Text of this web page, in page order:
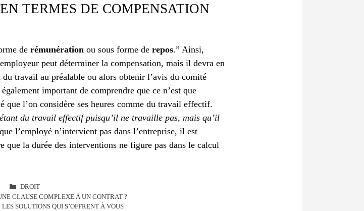
TERMES DE COMPENSATION
de rémunération ou sous forme de repos.” Ainsi,
peut déterminer la compensation, mais il devra en
travail au préalable ou alors obtenir l’avis du comité
important de comprendre que ce n’est que
que l’on considère ses heures comme du travail effectif.
du travail effectif puisqu’il ne travaille pas, mais qu’il
l’employé n’intervient pas dans l’entreprise, il est
que la durée des interventions ne figure pas dans le calcul
CATÉGORIES
DROIT
CLAUSE COMPLEXE À UN CONTRAT ?
SOLUTIONS QUI S’OFFRENT À VOUS